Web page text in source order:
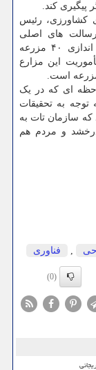
پیگیری کند.
کشاورزی، رئیس
رسالت های اصلی
مؤسسات تحقیقاتی سازمان در سالجاری، راه اندازی ۴۰ مزرعه
این مزارع
مزرعه است.
ای که در یک
توجه به تحقیقات
که سازمان تات به
و مردم هم
, فناوری
(0)